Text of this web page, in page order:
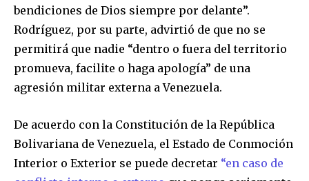
To subscribe, simply enter your email address on our website
or click the subscribe button below. Don't worry, we respect
your privacy and won't spam your inbox. Your information is
safe with us.
SUBSCRIBE
I've read and accept thePrivacy Policy.
bendiciones de Dios siempre por delante”.
Rodríguez, por su parte, advirtió de que no se
permitirá que nadie “dentro o fuera del territorio
promueva, facilite o haga apología” de una
agresión militar externa a Venezuela.
De acuerdo con la Constitución de la República
Bolivariana de Venezuela, el Estado de Conmoción
Interior o Exterior se puede decretar “en caso de